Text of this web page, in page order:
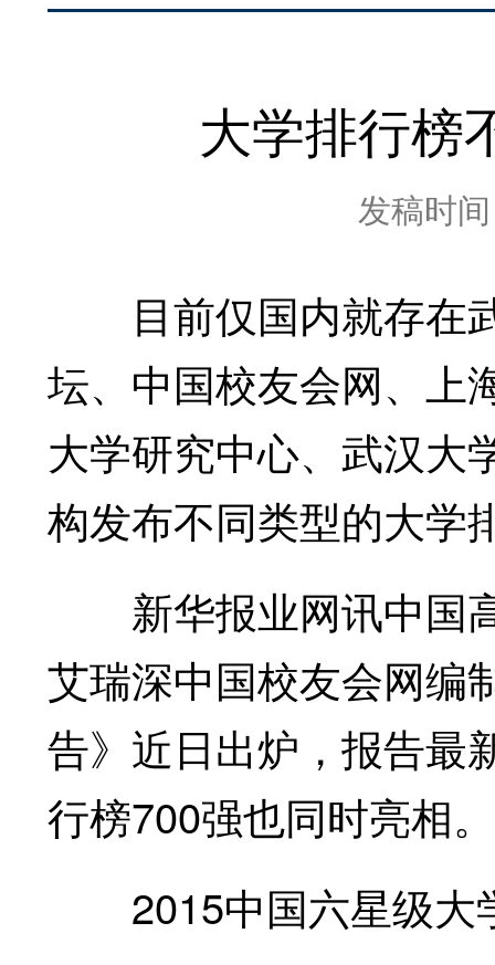
大学排行榜
发稿时
目前仅国内就存在
坛、中国校友会网、上
大学研究中心、武汉大
构发布不同类型的大学
新华报业网讯中国
艾瑞深中国校友会网编
告》近日出炉，报告最
行榜700强也同时亮相。
2015中国六星级大